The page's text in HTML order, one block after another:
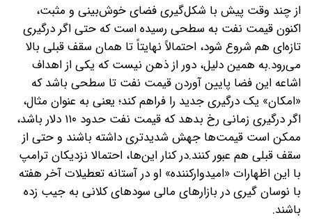
از چند وقت پیش با شکل‌گیری فضای خوش‌بینی و مثبت،
اکنون قیمت‌ نفت به سطحی رسیده‌ است که حتی اگر درگیری
تازه‌ای هم شروع شود، احتمالاً نهایتاً تا همان سقف قبلی بالا
می‌رود.به همین دلیل، دور از ذهن نیست که یکی از اهداف
اشاعه این فضا پایین آوردن قیمت نفت تا سطحی باشد که
«امکان» یک درگیری جدید را فراهم کند؛ یعنی به عنوان مثال،
اگر درگیری زمانی رخ بدهد که قیمت نفت حدود ۱۱۰ دلار باشد،
ممکن است قیمت‌ها جهش شدیدتری داشته باشند و حتی از
سقف قبلی هم عبور کنند.در کنار این‌ها، احتمالا نزدیکان ترامپ
با این اظهارات «امیدوارکننده» او در آستانه تعطیلات آخر هفته
با نوسان گیری در بازارهای مالی سودهای کلانی به جیب زده
باشند.